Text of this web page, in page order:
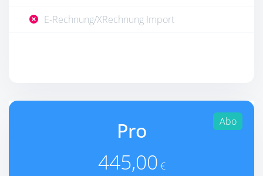
E-Rechnung/XRechnung Import
Pro Abo
445,00 €